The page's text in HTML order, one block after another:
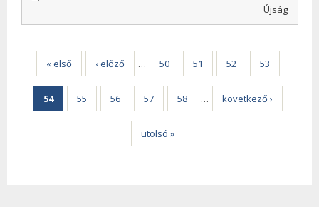
Újság
Oldalak
« első ‹ előző … 50 51 52 53
54 55 56 57 58 … következő ›
utolsó »